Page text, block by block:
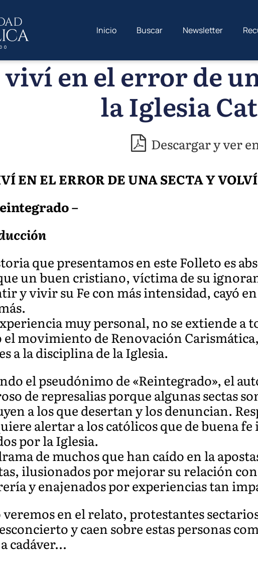
Inicio Buscar Newsletter
viví en el error de
la Iglesia
Descargar y ver
EN EL ERROR DE UNA SECTA Y
–
que presentamos en este Folleto es
un buen cristiano, víctima de su
y vivir su Fe con más intensidad, cayó
muy personal, no se extiende a
el movimiento de Renovación
a la disciplina de la Iglesia.
el pseudónimo de «Reintegrado», el
de represalias porque algunas sectas
a los que desertan y los denuncian.
alertar a los católicos que de buena
por la Iglesia.
de muchos que han caído en la
ilusionados por mejorar su relación
y enajenados por experiencias tan
veremos en el relato, protestantes
y caen sobre estas personas
cadáver…